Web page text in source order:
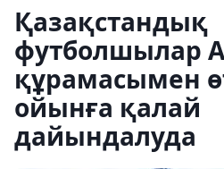
Қазақстандық
футболшылар
құрамасымен
ойынға қалай
дайындалуда